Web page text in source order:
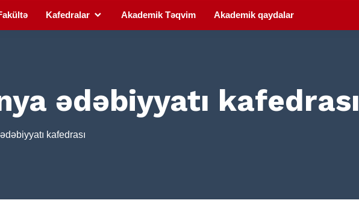
Kafedralar Akademik Təqvim Akademik qaydalar
ədəbiyyatı kafedrası
kafedrası